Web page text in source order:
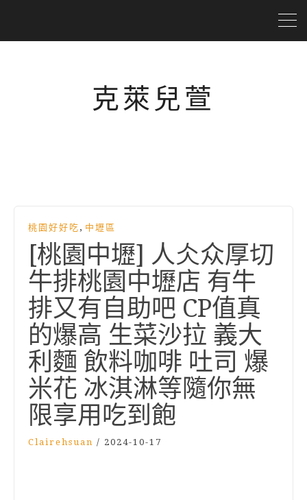
克萊兒萱
桃園好好吃 , 中壢區
[桃園中壢] 人仌众厚切
牛排桃園中壢店 有牛
排又有自助吧 CP值真
的爆高 生菜沙拉 義大
利麵 飲料咖啡 吐司 爆
米花 冰淇淋等隨你無
限享用吃到飽
Clairehsuan / 2024-10-17